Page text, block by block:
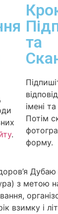
.
та
імені
Потім
форму.
з метою
взимку і